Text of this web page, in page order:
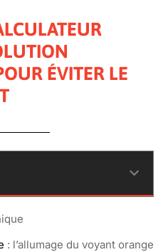
ÉVITER LE
: l’allumage du voyant orange